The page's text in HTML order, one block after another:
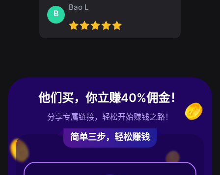
B
Bao L
他们买，你立赚40%佣金！
分享专属链接，轻松开始赚钱之路！
简单三步，轻松赚钱